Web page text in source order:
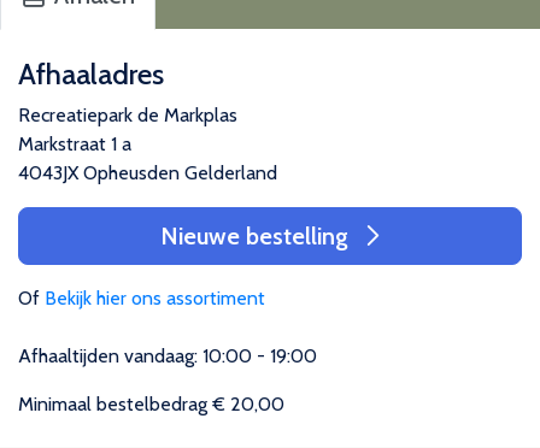
Afhaaladres
Recreatiepark de Markplas
Markstraat 1 a
4043JX Opheusden Gelderland
Nieuwe bestelling
Of Bekijk hier ons assortiment
Afhaaltijden vandaag: 10:00 - 19:00
Minimaal bestelbedrag € 20,00